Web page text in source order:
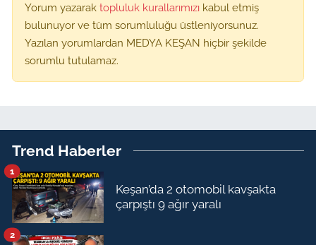
Yorum yazarak topluluk kurallarımızı kabul etmiş
bulunuyor ve tüm sorumluluğu üstleniyorsunuz.
Yazılan yorumlardan MEDYA KEŞAN hiçbir şekilde
sorumlu tutulamaz.
Trend Haberler
Keşan’da 2 otomobil kavşakta
çarpıştı 9 ağır yaralı
1
2